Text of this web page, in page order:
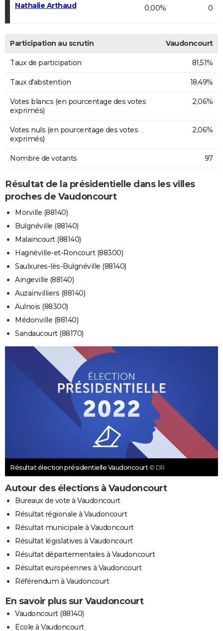
Nathalie Arthaud 0,00% 0
Participation au scrutin Vaudoncourt
Taux de participation 81,51%
Taux d'abstention 18,49%
Votes blancs (en pourcentage des votes
exprimés)
2,06%
Votes nuls (en pourcentage des votes
exprimés)
2,06%
Nombre de votants 97
Résultat de la présidentielle dans les villes
proches de Vaudoncourt
Morville (88140)
Bulgnéville (88140)
Malaincourt (88140)
Hagnéville-et-Roncourt (88300)
Saulxures-lès-Bulgnéville (88140)
Aingeville (88140)
Auzainvilliers (88140)
Aulnois (88300)
Médonville (88140)
Sandaucourt (88170)
Résultat élection présidentielle Vaudoncourt © DR
Autour des élections à Vaudoncourt
Bureaux de vote à Vaudoncourt
Résultat régionale à Vaudoncourt
Résultat municipale à Vaudoncourt
Résultat législatives à Vaudoncourt
Résultat départementales à Vaudoncourt
Résultat européennes à Vaudoncourt
Référendum à Vaudoncourt
En savoir plus sur Vaudoncourt
Vaudoncourt (88140)
Ecole à Vaudoncourt